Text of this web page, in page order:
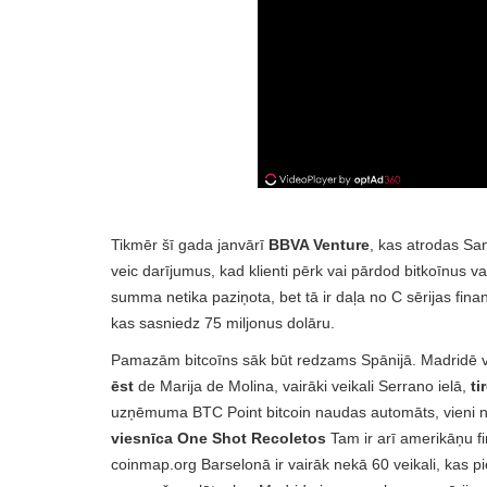
Tikmēr šī gada janvārī BBVA Venture , kas atrodas
veic darījumus, kad klienti pērk vai pārdod bitkoīnus
summa netika paziņota, bet tā ir daļa no C sērijas
kas sasniedz 75 miljonus dolāru.
Pamazām bitcoīns sāk būt redzams Spānijā. Madridē
ēst de Marija de Molina, vairāki veikali Serrano ielā,
uzņēmuma BTC Point bitcoin naudas automāts,
viesnīca One Shot Recoletos Tam ir arī amerikāņu
coinmap.org Barselonā ir vairāk nekā 60 veikali, kas